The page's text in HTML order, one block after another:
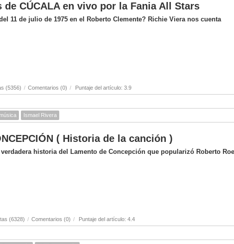
CÚCALA en vivo por la Fania All Stars
11 de julio de 1975 en el Roberto Clemente? Richie Viera nos cuenta
(5356) / Comentarios (0) / Puntaje del artículo: 3.9
Ismael Rivera
( Historia de la canción )
historia del Lamento de Concepción que popularizó Roberto
(6328) / Comentarios (0) / Puntaje del artículo: 4.4